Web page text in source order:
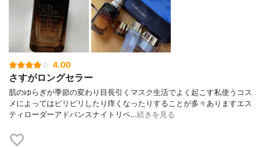
4.00
さすがロングセラー
肌のゆらぎが季節の変わり目長引くマスク生活でよく起こす私使うコス
メによってはピリピリしたり痒くなったりすることが多々ありますエス
ティローダーアドバンスナイトリペ…続きを見る